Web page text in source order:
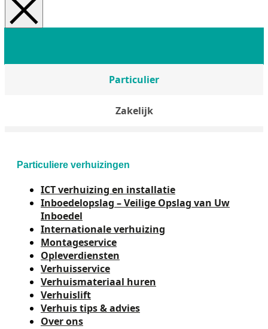
Particulier
Zakelijk
Particuliere verhuizingen
ICT verhuizing en installatie
Inboedelopslag – Veilige Opslag van Uw
Inboedel
Internationale verhuizing
Montageservice
Opleverdiensten
Verhuisservice
Verhuismateriaal huren
Verhuislift
Verhuis tips & advies
Over ons